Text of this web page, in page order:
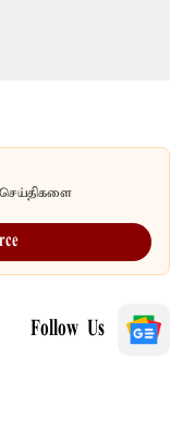
Follow Us